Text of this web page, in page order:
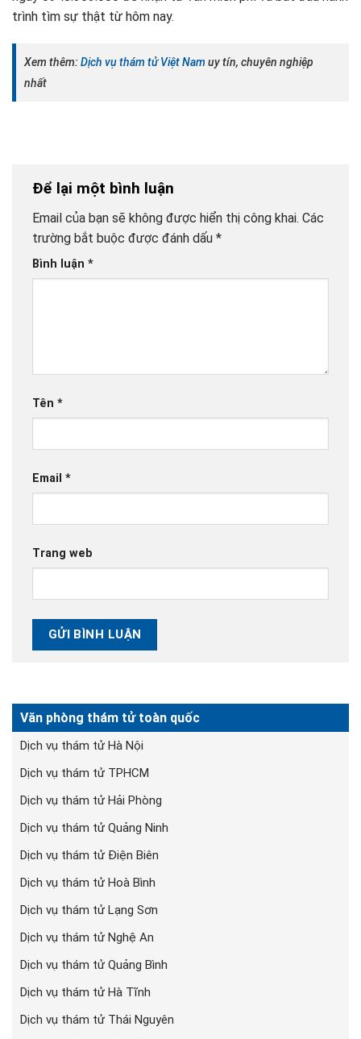
Văn phòng thám tử toàn quốc
Dịch vụ thám tử Hà Nội
Dịch vụ thám tử TPHCM
Dịch vụ thám tử Hải Phòng
Dịch vụ thám tử Quảng Ninh
Dịch vụ thám tử Điện Biên
Dịch vụ thám tử Hoà Bình
Dịch vụ thám tử Lạng Sơn
Dịch vụ thám tử Nghệ An
Dịch vụ thám tử Quảng Bình
Dịch vụ thám tử Hà Tĩnh
Dịch vụ thám tử Thái Nguyên
trình tìm sự thật từ hôm nay.
Xem thêm: Dịch vụ thám tử Việt Nam uy tín, chuyên nghiệp
nhất
Để lại một bình luận
Email của bạn sẽ không được hiển thị công khai. Các
trường bắt buộc được đánh dấu *
Bình luận *
Tên *
Email *
Trang web